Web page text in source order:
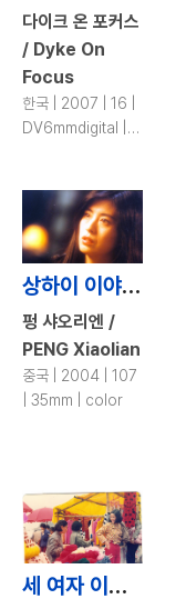
다이크 온 포커스
/ Dyke On
Focus
한국 | 2007 | 16 |
DV6mmdigital |
상하이 이야기 / Shanghai Story
펑 샤오리엔 /
PENG Xiaolian
중국 | 2004 | 107
| 35mm | color
세 여자 이야기 / Women\'s Story